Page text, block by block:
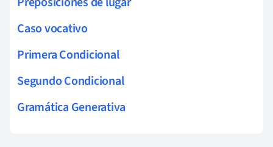
Caso vocativo
Primera Condicional
Segundo Condicional
Gramática Generativa